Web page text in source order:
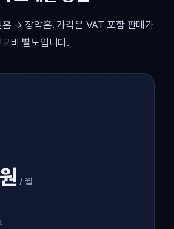
→ 장악홈. 가격은 VAT 포함 판매가
고비 별도입니다.
/ 월